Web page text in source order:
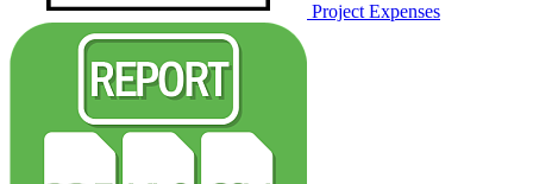
Project Expenses